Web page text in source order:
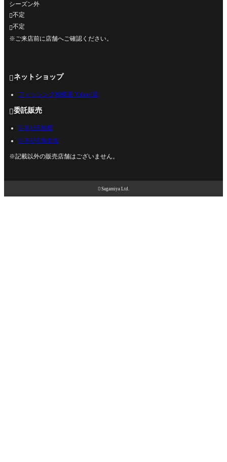
シーズン外
不定
不定
※ご来店前に店舗へご確認ください。
ネットショップ
フィッシング相模屋 Yahoo!店
委託販売
U-BASE相模
U-BASE海老名
※記載以外の販売店舗はございません。
 Sagamiya Ltd.